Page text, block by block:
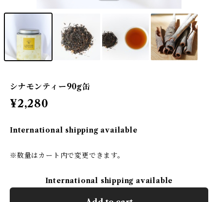
シナモンティー90g缶
¥2,280
International shipping available
※数量はカート内で変更できます。
International shipping available